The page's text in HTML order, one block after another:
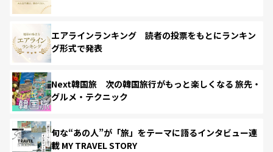
エアラインランキング 読者の投票をもとにランキン
グ形式で発表
Next韓国旅 次の韓国旅行がもっと楽しくなる 旅先・
グルメ・テクニック
旬な“あの人”が「旅」をテーマに語るインタビュー連
載 MY TRAVEL STORY